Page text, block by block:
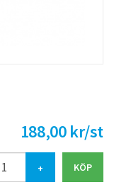
188,00 kr/st
+